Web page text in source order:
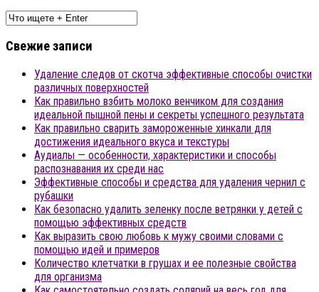
Свежие записи
Удаление следов от скотча эффективные способы очистки
различных поверхностей
Как правильно взбить молоко венчиком для создания
идеальной пышной пены и секреты успешного результата
Как правильно сварить замороженные хинкали для
достижения идеального вкуса и текстуры
Аудиалы — особенности, характеристики и способы
распознавания их среди нас
Эффективные способы и средства для удаления чернил с
рубашки
Как безопасно удалить зеленку после ветрянки у детей с
помощью эффективных средств
Как выразить свою любовь к мужу своими словами с
помощью идей и примеров
Количество клетчатки в грушах и ее полезные свойства
для организма